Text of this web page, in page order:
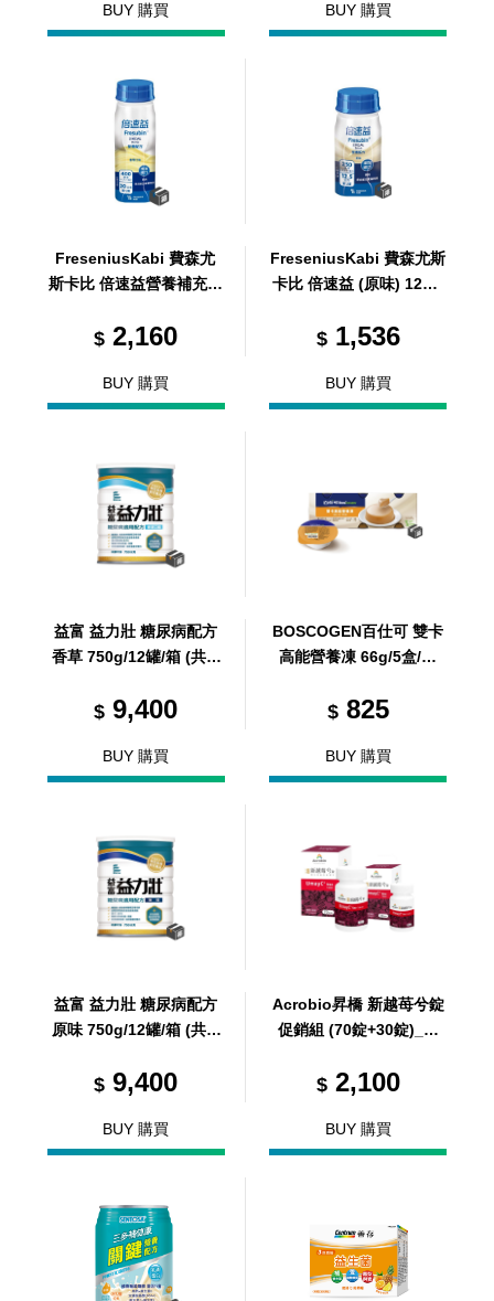
BUY 購買 BUY 購買
FreseniusKabi 費森尤
斯卡比 倍速益營養補充配
瓶/箱 (共1箱)
$2,160
BUY 購買
FreseniusKabi 費森尤斯
卡比 倍速益 (原味) 125m
$1,536
BUY 購買
益富 益力壯 糖尿病配方
香草 750g/12罐/箱 (共 1
$9,400
BUY 購買
BOSCOGEN百仕可 雙卡
高能營養凍 66g/5盒/箱
$825
BUY 購買
益富 益力壯 糖尿病配方
原味 750g/12罐/箱 (共 1
$9,400
BUY 購買
Acrobio昇橋 新越苺兮錠
促銷組 (70錠+30錠)_罐
$2,100
BUY 購買